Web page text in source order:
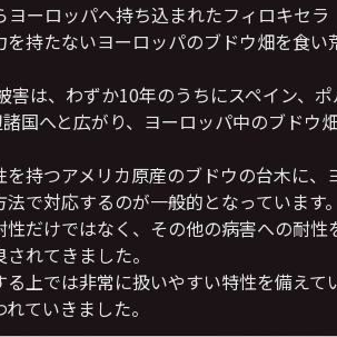
ーロッパへ持ち込まれたフィロキセラ
持たないヨーロッパのブドウ畑を食い
は、わずか10年のうちにスペイン、ポ
国へと広がり、ヨーロッパ中のブドウ
持つアメリカ原産のブドウの台木に、
で対応するのが一般的となっています
性だけではなく、その他の病害への耐
れてきました。
上では非常に扱いやすい特性を備えて
ていきました。